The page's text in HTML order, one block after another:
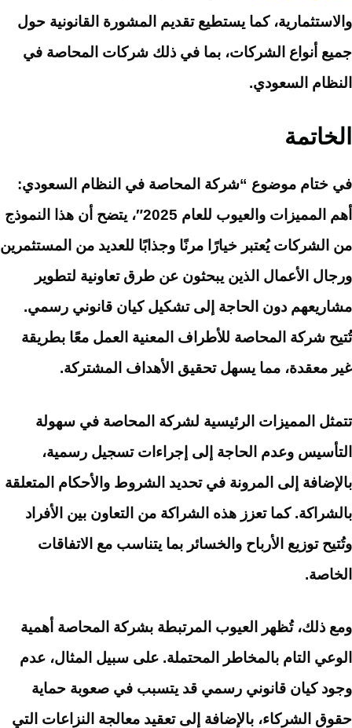
والاستثمارية، كما يستطيع تقديم المشورة القانونية حول
جميع أنواع الشركات، بما في ذلك شركات المحاصة في
النظام السعودي.
الخاتمة
في ختام موضوع “شركة المحاصة في النظام السعودي:
أهم المميزات والعيوب للعام 2025″، يتضح أن هذا النموذج
من الشركات يُعتبر خيارًا مرنًا وجذابًا للعديد من المستثمرين
ورجال الأعمال الذين يبحثون عن طرق تعاونية لتطوير
مشاريعهم دون الحاجة إلى تشكيل كيان قانوني رسمي.
تُتيح شركة المحاصة للأطراف المعنية العمل معًا بطريقة
غير معقدة، مما يسهل تحقيق الأهداف المشتركة.
تتمثل المميزات الرئيسية لشركة المحاصة في سهولة
التأسيس وعدم الحاجة إلى إجراءات تسجيل رسمية،
بالإضافة إلى المرونة في تحديد الشروط والأحكام المتعلقة
بالشراكة. كما تعزز هذه الشراكة من التعاون بين الأفراد
وتُتيح توزيع الأرباح والخسائر بما يتناسب مع الاتفاقات
الخاصة.
ومع ذلك، تُظهر العيوب المرتبطة بشركة المحاصة أهمية
الوعي التام بالمخاطر المحتملة. على سبيل المثال، عدم
وجود كيان قانوني رسمي قد يتسبب في صعوبة حماية
حقوق الشركاء، بالإضافة إلى تعقيد معالجة النزاعات التي